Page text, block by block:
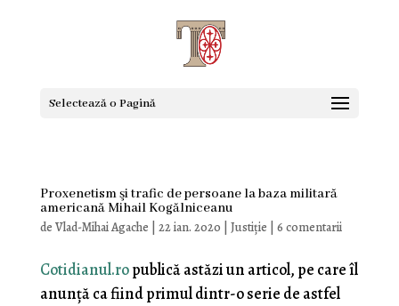
Selectează o Pagină
Proxenetism şi trafic de persoane la baza militară
americană Mihail Kogălniceanu
de Vlad-Mihai Agache 22 ian. 2020 Justiţie 6 comentarii
Cotidianul.ropublică astăzi un articol, pe care îl
anunţă ca fiind primul dintr-o serie de astfel